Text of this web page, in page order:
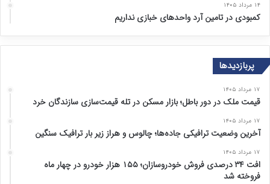
۱۴ مرداد ۱۴۰۵
کمبودی در تامین آرد واحد‌های خبازی نداریم
پربازدیدها
۱۷ مرداد ۱۴۰۵
قیمت ملک در دور باطل؛ بازار مسکن در تله قیمت‌سازی سازندگان خرد
۱۷ مرداد ۱۴۰۵
آخرین وضعیت ترافیکی جاده‌ها؛ چالوس و هراز زیر بار ترافیک سنگین
۱۷ مرداد ۱۴۰۵
افت ۳۴ درصدی فروش خودروسازان؛ ۱۵۵ هزار خودرو در چهار ماه
فروخته شد